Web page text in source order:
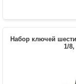
Набор ключей
1/8,